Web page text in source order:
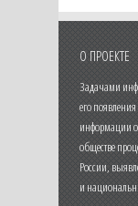
О ПРОЕКТЕ
Задачами
его
информации
обществе
России,
и